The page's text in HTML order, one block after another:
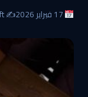
17 فبراير 2026 ✍️ soft